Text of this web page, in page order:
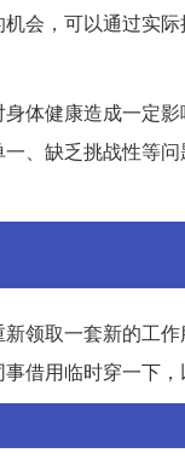
会，可以通过实
体健康造成一定
、缺乏挑战性等
领取一套新的工
借用临时穿一下，